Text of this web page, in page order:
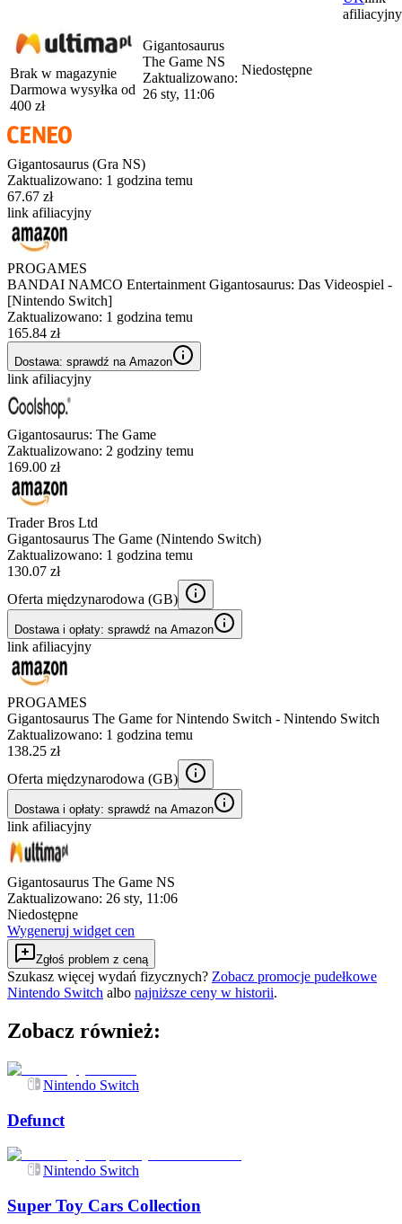
afiliacyjny
Brak w magazynie
Darmowa wysyłka od
400 zł
Gigantosaurus
The Game NS
Zaktualizowano:
26 sty, 11:06
Niedostępne
Gigantosaurus (Gra NS)
Zaktualizowano: 1 godzina temu
67.67 zł
link afiliacyjny
PROGAMES
BANDAI NAMCO Entertainment Gigantosaurus: Das Videospiel -
[Nintendo Switch]
Zaktualizowano: 1 godzina temu
165.84 zł
Dostawa: sprawdź na Amazon
link afiliacyjny
Gigantosaurus: The Game
Zaktualizowano: 2 godziny temu
169.00 zł
Trader Bros Ltd
Gigantosaurus The Game (Nintendo Switch)
Zaktualizowano: 1 godzina temu
130.07 zł
Oferta międzynarodowa (GB)
Dostawa i opłaty: sprawdź na Amazon
link afiliacyjny
PROGAMES
Gigantosaurus The Game for Nintendo Switch - Nintendo Switch
Zaktualizowano: 1 godzina temu
138.25 zł
Oferta międzynarodowa (GB)
Dostawa i opłaty: sprawdź na Amazon
link afiliacyjny
Gigantosaurus The Game NS
Zaktualizowano: 26 sty, 11:06
Niedostępne
Wygeneruj widget cen
Zgłoś problem z ceną
Szukasz więcej wydań fizycznych? Zobacz promocje pudełkowe
Nintendo Switch albo najniższe ceny w historii.
Zobacz również:
Nintendo Switch
Defunct
Nintendo Switch
Super Toy Cars Collection